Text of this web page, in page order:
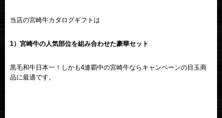
当店の宮崎牛カタログギフトは
1）宮崎牛の人気部位を組み合わせた豪華セット
黒毛和牛日本一！しかも4連覇中の宮崎牛ならキャンペーンの目玉商
品に最適です。